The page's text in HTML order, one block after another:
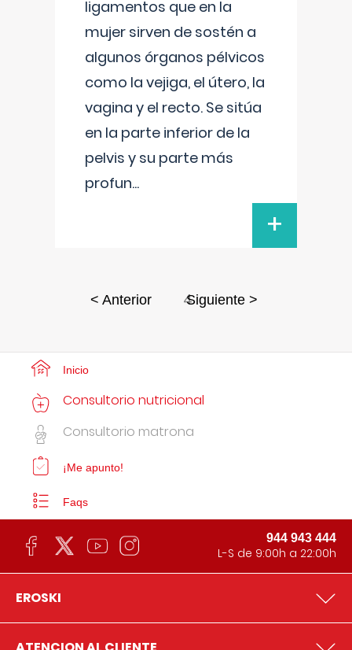
ligamentos que en la
mujer sirven de sostén a
algunos órganos pélvicos
como la vejiga, el útero, la
vagina y el recto. Se sitúa
en la parte inferior de la
pelvis y su parte más
profun...
+
< Anterior 4
Siguiente >
Inicio
Consultorio nutricional
Consultorio matrona
¡Me apunto!
Faqs
944 943 444
L-S de 9:00h a 22:00h
EROSKI